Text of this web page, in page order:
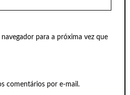
para a próxima vez que
comentários por e-mail.